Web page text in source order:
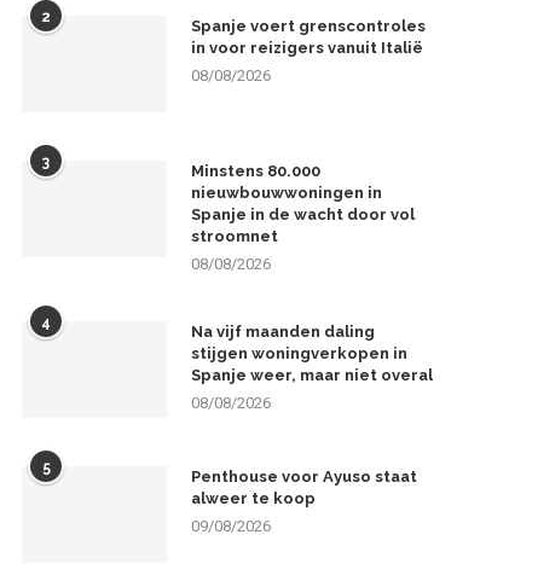
2
Spanje voert grenscontroles
in voor reizigers vanuit Italië
08/08/2026
3
Minstens 80.000
nieuwbouwwoningen in
Spanje in de wacht door vol
stroomnet
08/08/2026
4
Na vijf maanden daling
stijgen woningverkopen in
Spanje weer, maar niet overal
08/08/2026
5
Penthouse voor Ayuso staat
alweer te koop
09/08/2026